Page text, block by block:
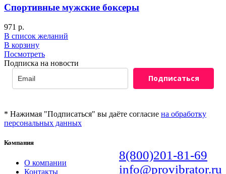
Спортивные мужские боксеры
971 р.
В список желаний
В корзину
Посмотреть
Подписка на новости
Подписаться
* Нажимая "Подписаться" вы даёте согласие на обработку
персональных данных
8(800)201-81-69
info@provibrator.ru
Компания
О компании
Контакты